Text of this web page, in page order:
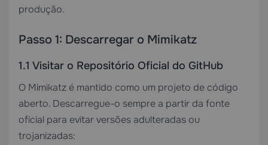
produção.
Passo 1: Descarregar o Mimikatz
1.1 Visitar o Repositório Oficial do GitHub
O Mimikatz é mantido como um projeto de código
aberto. Descarregue-o sempre a partir da fonte
oficial para evitar versões adulteradas ou
trojanizadas: